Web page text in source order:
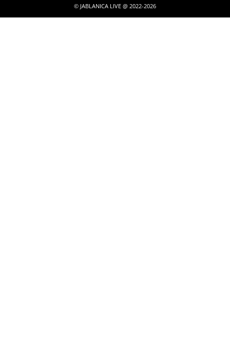
© JABLANICA LIVE @ 2022-2026